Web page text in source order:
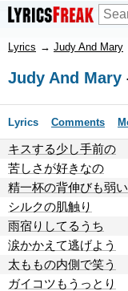
Lyrics → Judy And Mary
Judy And Mary
Lyrics Comments
キスする少し手前の
苦しさが好きなの
精一杯の背伸びも弱い
シルクの肌触り
雨宿りしてるうち
涙かかえて逃げよう
太ももの内側で笑う
ガイコツもうっとり